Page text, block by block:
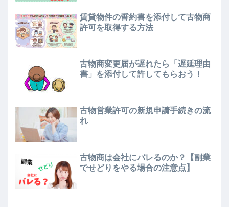
賃貸物件の誓約書を添付して古物商
許可を取得する方法
古物商変更届が遅れたら「遅延理由
書」を添付して許してもらおう！
古物営業許可の新規申請手続きの流
れ
古物商は会社にバレるのか？【副業
でせどりをやる場合の注意点】